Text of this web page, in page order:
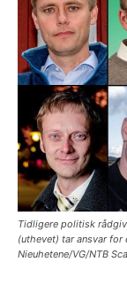
Tidligere politisk
(uthevet) tar ansvar
Nieuhetene/VG/NTB